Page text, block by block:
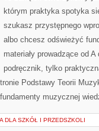
którym praktyka spotyka
szukasz przystępnego
albo chcesz odświeżyć
materiały prowadzące od
podręcznik, tylko
Podstawy Teorii
muzycznej
DLA SZKÓŁ I PRZEDSZKOLI